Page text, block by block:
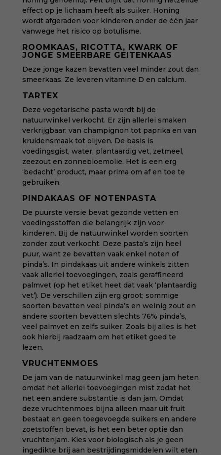
effect op je lichaam heeft als suiker. Honing
wordt afgeraden voor kinderen onder de één jaar
vanwege het risico op botulisme.
ROOMKAAS, RICOTTA, KWARK OF
JONGE SMEERBARE GEITENKAAS
Deze jonge kazen bevatten veel minder zout dan
smeerkaas. Ze leveren vitamine D en calcium.
TARTEX
Deze vegetarische pasta wordt bij de
natuurwinkel verkocht. Er zijn allerlei smaken
verkrijgbaar: van champignon tot paprika en van
kruidensmaak tot olijven. De basis is
voedingsgist, water, plantaardig vet, zetmeel,
zeezout en zonnebloemolie. Het is een erg
‘bedacht’ product, maar prima om af en toe te
gebruiken.
PINDAKAAS OF NOTENPASTA
De puurste versie bevat gezonde vetten en
voedingsstoffen die belangrijk zijn voor
kinderen. Bij de natuurwinkel worden soorten
zonder zout verkocht. Deze pasta’s zijn heel
puur, want ze bevatten vaak enkel noten of
pinda’s. In pindakaas uit andere winkels zitten
vaak allerlei toevoegingen, zoals geraffineerd
palmvet (op het etiket heet dat vaak ‘plantaardig
vet’). De verschillen zijn erg groot; sommige
soorten bevatten veel pinda’s en weinig zout en
andere soorten bevatten slechts 76% pinda’s,
veel palmvet en zelfs suiker. Zoals bij alles is het
ook hierbij raadzaam om het etiket goed te
lezen.
VRUCHTENMOES
De jam van de natuurwinkel mag geen jam heten
omdat het allerlei toevoegingen mist zodat het
net een andere substantie is dan jam. Omdat
deze vruchtenmoes bijna alleen maar uit fruit
bestaat en geen toegevoegde suikers en andere
zoetstoffen bevat, is het een beter optie dan
vruchtenjam. Kies voor biologisch als je geen
ingedikte brij aan bestrijdingsmiddelen wilt eten.